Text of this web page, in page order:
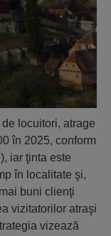
locuitori, atrage
în 2025, conform
iar ţinta este
în localitate şi,
buni clienţi
vizitatorilor atraşi
vizează